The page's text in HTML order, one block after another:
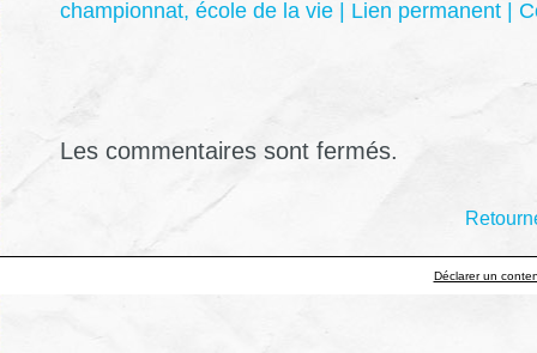
championnat, école de la vie | Lien permanent |
Les commentaires sont fermés.
Déclarer un